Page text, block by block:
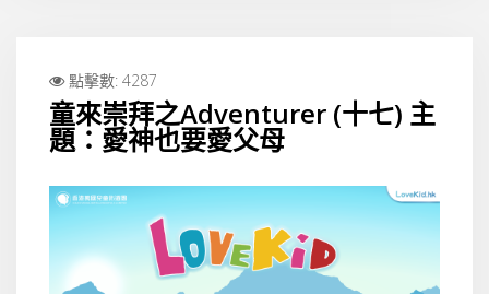
點擊數: 4287
童來崇拜之Adventurer (十七) 主
題：愛神也要愛父母